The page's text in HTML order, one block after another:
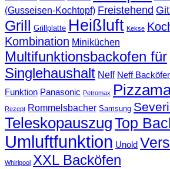
(Gusseisen-Kochtopf) Freistehend
Grill Grillplatte Heißluft Kekse
Kombination Miniküchen
Multifunktionsbackofen für
Singlehaushalt Neff Neff
Funktion Panasonic Petromax
Rezept Rommelsbacher Samsung
TeleskopauszugTop
Umluftfunktion Unold
Whirlpool XXL Backöfen